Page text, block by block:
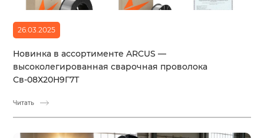
26.03.2025
Новинка в ассортименте ARCUS —
высоколегированная сварочная проволока
Св-08Х20Н9Г7Т
Читать